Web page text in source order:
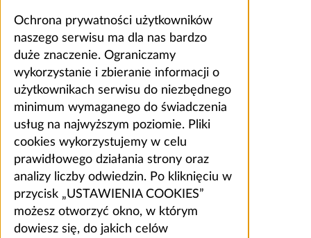
Ochrona prywatności użytkowników
naszego serwisu ma dla nas bardzo
duże znaczenie. Ograniczamy
wykorzystanie i zbieranie informacji o
użytkownikach serwisu do niezbędnego
minimum wymaganego do świadczenia
usług na najwyższym poziomie. Pliki
cookies wykorzystujemy w celu
prawidłowego działania strony oraz
analizy liczby odwiedzin. Po kliknięciu w
przycisk „USTAWIENIA COOKIES”
możesz otworzyć okno, w którym
dowiesz się, do jakich celów